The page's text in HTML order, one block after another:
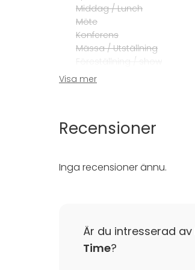
Middag / Lunch
Möte
Konferens
Mässa / Utställning
Föreställning / show
Rekreation
Visa mer
Recensioner
Inga recensioner ännu.
Är du intresserad av
Time?